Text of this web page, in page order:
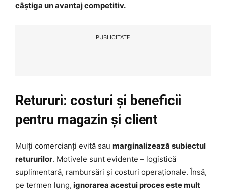
câștiga un avantaj competitiv.
PUBLICITATE
Retururi: costuri și beneficii
pentru magazin și client
Mulți comercianți evită sau marginalizează subiectul
retururilor. Motivele sunt evidente – logistică
suplimentară, rambursări și costuri operaționale. Însă,
pe termen lung, ignorarea acestui proces este mult